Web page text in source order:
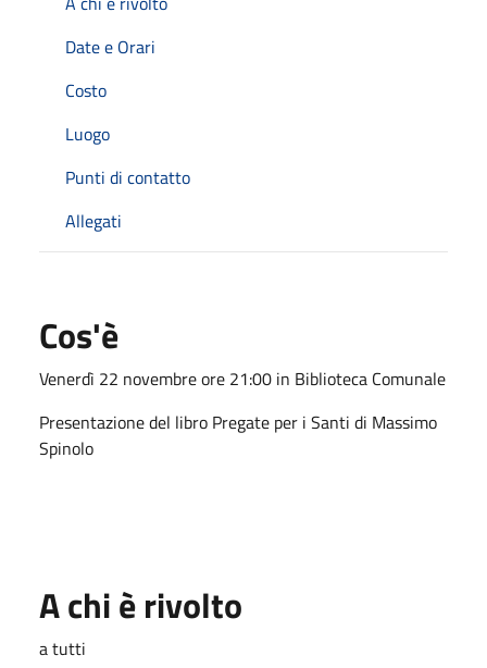
Date e Orari
Costo
Luogo
Punti di contatto
Allegati
Cos'è
Venerdì 22 novembre ore 21:00 in Biblioteca Comunale
Presentazione del libro Pregate per i Santi di Massimo
Spinolo
A chi è rivolto
a tutti